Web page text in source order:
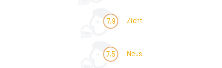
7,9 Zicht
7,5 Neus